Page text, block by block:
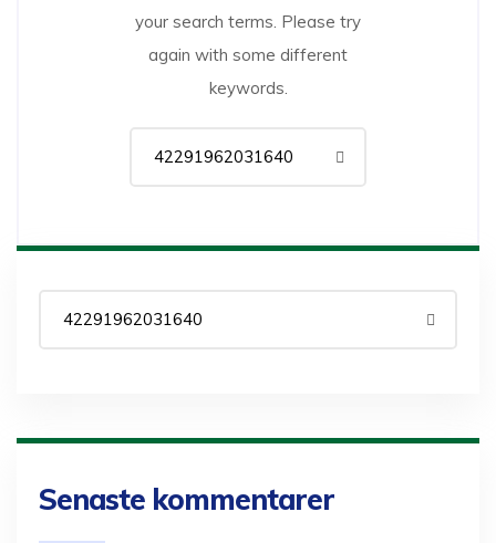
your search terms. Please try
again with some different
keywords.
Senaste kommentarer